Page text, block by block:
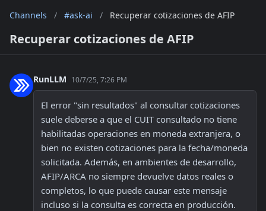
Channels / #ask-ai / Recuperar cotizaciones de AFIP
Recuperar cotizaciones de AFIP
RunLLM 10/7/25, 7:26 PM
El error "sin resultados" al consultar cotizaciones
suele deberse a que el CUIT consultado no tiene
habilitadas operaciones en moneda extranjera, o
bien no existen cotizaciones para la fecha/moneda
solicitada. Además, en ambientes de desarrollo,
AFIP/ARCA no siempre devuelve datos reales o
completos, lo que puede causar este mensaje
incluso si la consulta es correcta en producción.